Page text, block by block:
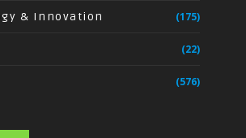
& Innovation (175)
(22)
(576)